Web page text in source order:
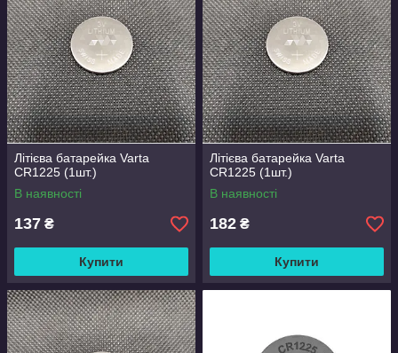
Літієва батарейка Varta
CR1225 (1шт.)
В наявності
137 ₴
Купити
Літієва батарейка Varta
CR1225 (1шт.)
В наявності
182 ₴
Купити